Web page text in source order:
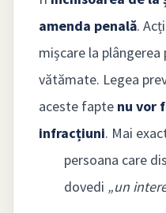
amenda penală.
mișcare la plângerea
vătămate. Legea
aceste fapte nu vor
infracțiuni. Mai
persoana care
dovedi „un